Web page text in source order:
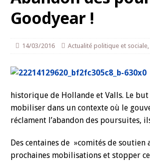
Goodyear !
14/03/2016 Actualité politique et sociale,
historique de Hollande et Valls. Le
mobiliser dans un contexte où le
réclament l’abandon des poursuites,
Des centaines de »comités de
prochaines mobilisations et stopper